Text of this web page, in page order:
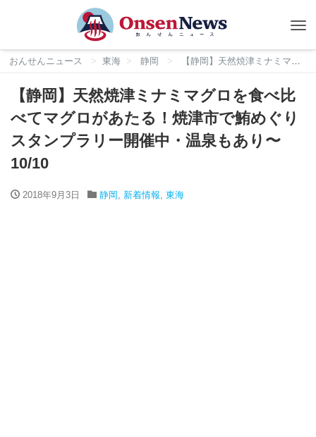
おんせんニュース 東海 静岡 【静岡】天然焼津ミナミマグロを食べ比べてマグロがあたる！焼津市で鮪めぐりスタンプラリー開催中・温泉もあり〜10/10
【静岡】天然焼津ミナミマグロを食べ比
べてマグロがあたる！焼津市で鮪めぐり
スタンプラリー開催中・温泉もあり〜
10/10
2018年9月3日 静岡 , 新着情報, 東海